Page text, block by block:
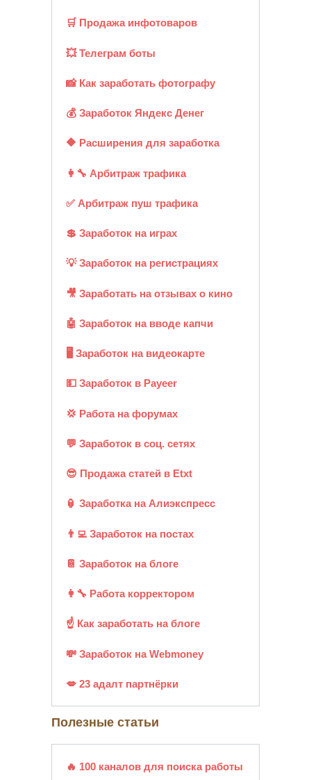
🛒 Продажа инфотоваров
💥 Телеграм боты
📸 Как заработать фотографу
💰 Заработок Яндекс Денег
🔶 Расширения для заработка
👩‍🔧 Арбитраж трафика
✅ Арбитраж пуш трафика
💲 Заработок на играх
💡 Заработок на регистрациях
🎥 Заработать на отзывах о кино
🤖 Заработок на вводе капчи
🖥️ Заработок на видеокарте
💵 Заработок в Payeer
💢 Работа на форумах
💬 Заработок в соц. сетях
😎 Продажа статей в Etxt
🏮 Заработка на Алиэкспресс
👨‍💻 Заработок на постах
📔 Заработок на блоге
👩‍🔧 Работа корректором
☝ Как заработать на блоге
💸 Заработок на Webmoney
💋 23 адалт партнёрки
Полезные статьи
🔥 100 каналов для поиска работы